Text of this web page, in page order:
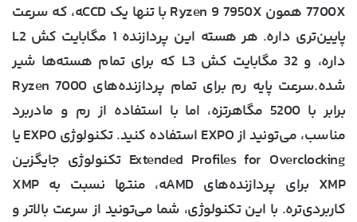
7700X همون Ryzen 9 7950X با تنها یک CCD‍ه، که سرعت
پایین‌تری داره. هر هسته این پردازنده 1 مگابایت کش L2
داره، و 32 مگابایت کش L3 که برای تمام هسته‌ها شیر
شده.سرعت پایه رم برای تمام پردازنده‌های Ryzen 7000
برابر با 5200 مگاهرتزه، اما با استفاده از رم و مادربرد
مناسب، می‌تونید از EXPO استفاده کنید. تکنولوژی EXPO یا
Extended Profiles for Overclocking تکنولوژی جایگزین
XMP برای پردازنده‌های AMD‍ه، منتها نسبت به XMP
کاربردی‌تره. با این تکنولوژی، شما می‌تونید از سرعت بالاتر و